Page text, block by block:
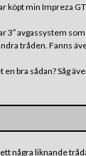
köpt min Impreza
3″ avgassystem
tråden. Fanns
en bra sådan? Såg
några liknande